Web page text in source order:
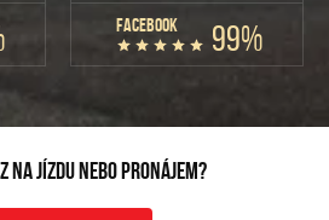
FACEBOOK 99%
na jízdu nebo pronájem?